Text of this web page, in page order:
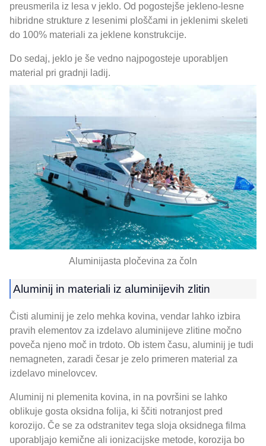
preusmerila iz lesa v jeklo. Od pogostejše jekleno-lesne
hibridne strukture z lesenimi ploščami in jeklenimi skeleti
do 100% materiali za jeklene konstrukcije.
Do sedaj, jeklo je še vedno najpogosteje uporabljen
material pri gradnji ladij.
Aluminijasta pločevina za čoln
Aluminij in materiali iz aluminijevih zlitin
Čisti aluminij je zelo mehka kovina, vendar lahko izbira
pravih elementov za izdelavo aluminijeve zlitine močno
poveča njeno moč in trdoto. Ob istem času, aluminij je tudi
nemagneten, zaradi česar je zelo primeren material za
izdelavo minelovcev.
Aluminij ni plemenita kovina, in na površini se lahko
oblikuje gosta oksidna folija, ki ščiti notranjost pred
korozijo. Če se za odstranitev tega sloja oksidnega filma
uporabljajo kemične ali ionizacijske metode, korozija bo